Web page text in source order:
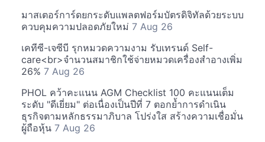
มาสเตอร์การ์ดยกระดับแพลตฟอร์มบัตรดิจิทัลด้วยระบบ
ควบคุมความปลอดภัยใหม่ 7 Aug 26
เคทีซี-เจซีบี รุกหมวดความงาม รับเทรนด์ Self-
care<br>จำนวนสมาชิกใช้จ่ายหมวดเครื่องสำอางเพิ่ม
26% 7 Aug 26
PHOL คว้าคะแนน AGM Checklist 100 คะแนนเต็ม
ระดับ "ดีเยี่ยม" ต่อเนื่องเป็นปีที่ 7 ตอกย้ำการดำเนิน
ธุรกิจตามหลักธรรมาภิบาล โปร่งใส สร้างความเชื่อมั่น
ผู้ถือหุ้น 7 Aug 26